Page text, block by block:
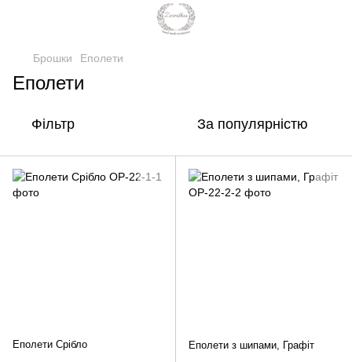
Брошки Еполети
Еполети
Фільтр За популярністю
Еполети Срібло Еполети з шипами, Графіт